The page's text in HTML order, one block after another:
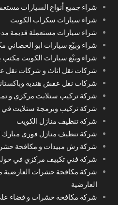
شراء جميع أنواع السيارات
شراء سيارات سكراب الكويت
شراء سيارات مستعملة قديمة
شراء وبيْع سيارات ابو الحصاني
شراء وبيْع سيارات الكويت مكتب
شركات نقل اثاث و شركات نقل
شركات نقل عفش هندية
شركة تركيب ستلايت مركزي و
شركة تركيب وبرمجة ستلايت
شركة تنظيف منازل الكويت
شركة تنظيف منازل فوري مبارك
شركة رش مبيدات و مكافحة
شركة فني تكييف مركزي في حولي
شركة مكافحة حشرات العارضية
العارضية
شركة مكافحة حشرات و قضاء